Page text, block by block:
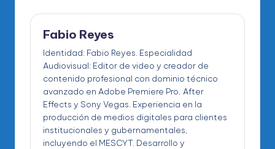
Fabio Reyes
Identidad: Fabio Reyes. Especialidad
Audiovisual: Editor de video y creador de
contenido profesional con dominio técnico
avanzado en Adobe Premiere Pro, After
Effects y Sony Vegas. Experiencia en la
producción de medios digitales para clientes
institucionales y gubernamentales,
incluyendo el MESCYT. Desarrollo y